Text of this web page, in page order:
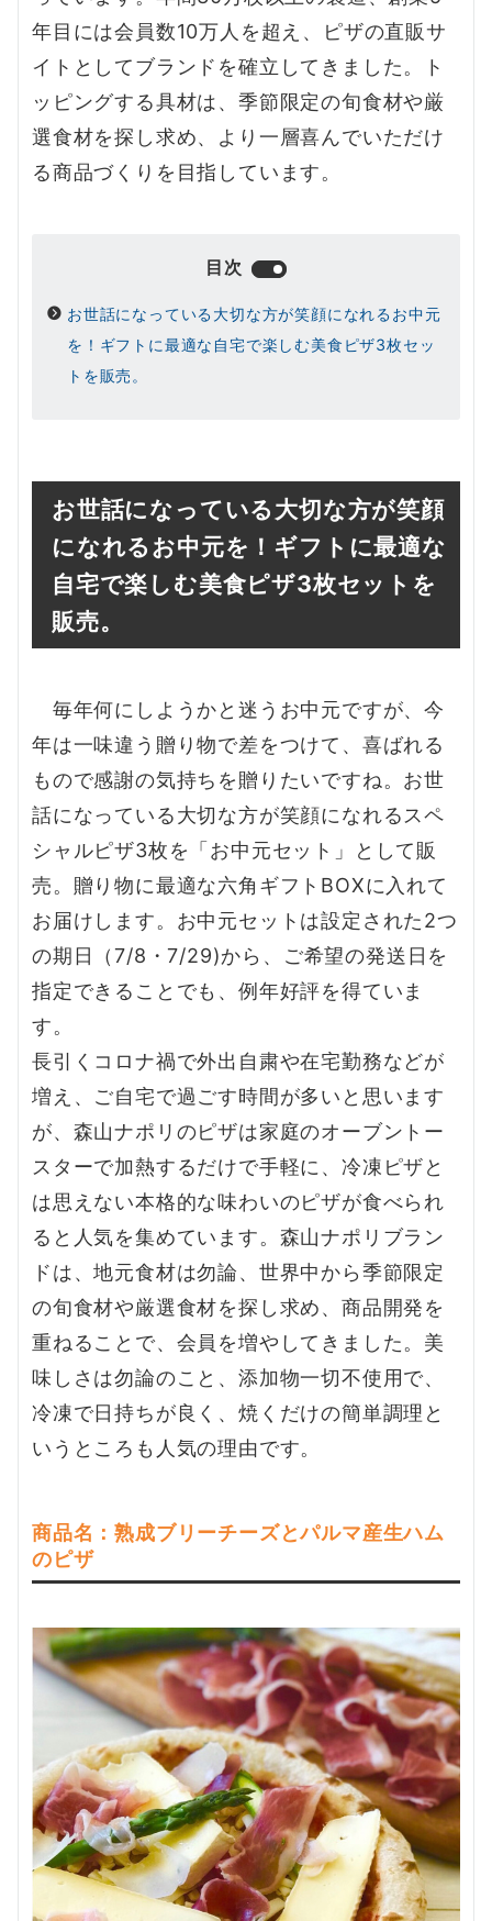
年目には会員数10万人を超え、ピザの直販サ
イトとしてブランドを確立してきました。ト
ッピングする具材は、季節限定の旬食材や厳
選食材を探し求め、より一層喜んでいただけ
る商品づくりを目指しています。
目次
お世話になっている大切な方が笑顔になれるお中元
を！ギフトに最適な自宅で楽しむ美食ピザ3枚セッ
トを販売。
お世話になっている大切な方が笑顔
になれるお中元を！ギフトに最適な
自宅で楽しむ美食ピザ3枚セットを
販売。
毎年何にしようかと迷うお中元ですが、今
年は一味違う贈り物で差をつけて、喜ばれる
もので感謝の気持ちを贈りたいですね。お世
話になっている大切な方が笑顔になれるスペ
シャルピザ3枚を「お中元セット」として販
売。贈り物に最適な六角ギフトBOXに入れて
お届けします。お中元セットは設定された2つ
の期日（7/8・7/29)から、ご希望の発送日を
指定できることでも、例年好評を得ていま
す。
長引くコロナ禍で外出自粛や在宅勤務などが
増え、ご自宅で過ごす時間が多いと思います
が、森山ナポリのピザは家庭のオーブントー
スターで加熱するだけで手軽に、冷凍ピザと
は思えない本格的な味わいのピザが食べられ
ると人気を集めています。森山ナポリブラン
ドは、地元食材は勿論、世界中から季節限定
の旬食材や厳選食材を探し求め、商品開発を
重ねることで、会員を増やしてきました。美
味しさは勿論のこと、添加物一切不使用で、
冷凍で日持ちが良く、焼くだけの簡単調理と
いうところも人気の理由です。
商品名：熟成ブリーチーズとパルマ産生ハム
のピザ